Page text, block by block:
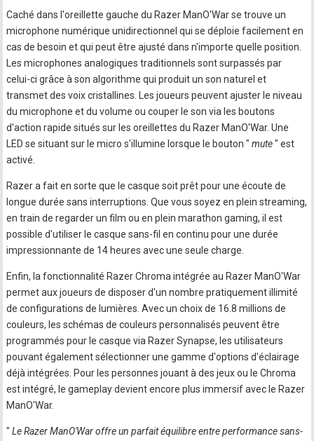
Caché dans l'oreillette gauche du Razer ManO'War se trouve un
microphone numérique unidirectionnel qui se déploie facilement en
cas de besoin et qui peut être ajusté dans n'importe quelle position.
Les microphones analogiques traditionnels sont surpassés par
celui-ci grâce à son algorithme qui produit un son naturel et
transmet des voix cristallines. Les joueurs peuvent ajuster le niveau
du microphone et du volume ou couper le son via les boutons
d'action rapide situés sur les oreillettes du Razer ManO'War. Une
LED se situant sur le micro s'illumine lorsque le bouton " mute" est
activé.
Razer a fait en sorte que le casque soit prêt pour une écoute de
longue durée sans interruptions. Que vous soyez en plein streaming,
en train de regarder un film ou en plein marathon gaming, il est
possible d'utiliser le casque sans-fil en continu pour une durée
impressionnante de 14 heures avec une seule charge.
Enfin, la fonctionnalité Razer Chroma intégrée au Razer ManO'War
permet aux joueurs de disposer d'un nombre pratiquement illimité
de configurations de lumières. Avec un choix de 16.8 millions de
couleurs, les schémas de couleurs personnalisés peuvent être
programmés pour le casque via Razer Synapse, les utilisateurs
pouvant également sélectionner une gamme d'options d'éclairage
déjà intégrées. Pour les personnes jouant à des jeux ou le Chroma
est intégré, le gameplay devient encore plus immersif avec le Razer
ManO'War.
" Le Razer ManO'War offre un parfait équilibre entre performance sans-